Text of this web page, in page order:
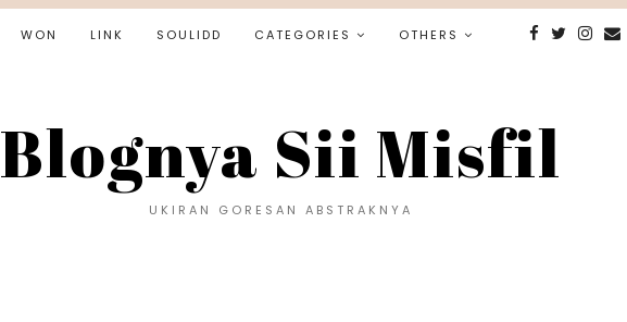
WON LINK SOULIDD CATEGORIES OTHERS
Blognya Sii Misfil
UKIRAN GORESAN ABSTRAKNYA